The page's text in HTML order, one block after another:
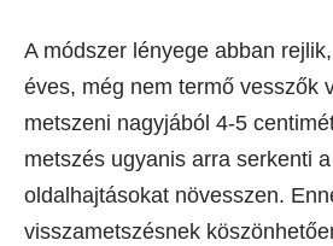
A módszer lényege abban
éves, még nem termő vesszők
metszeni nagyjából 4-5
metszés ugyanis arra serkenti
oldalhajtásokat növesszen.
visszametszésnek